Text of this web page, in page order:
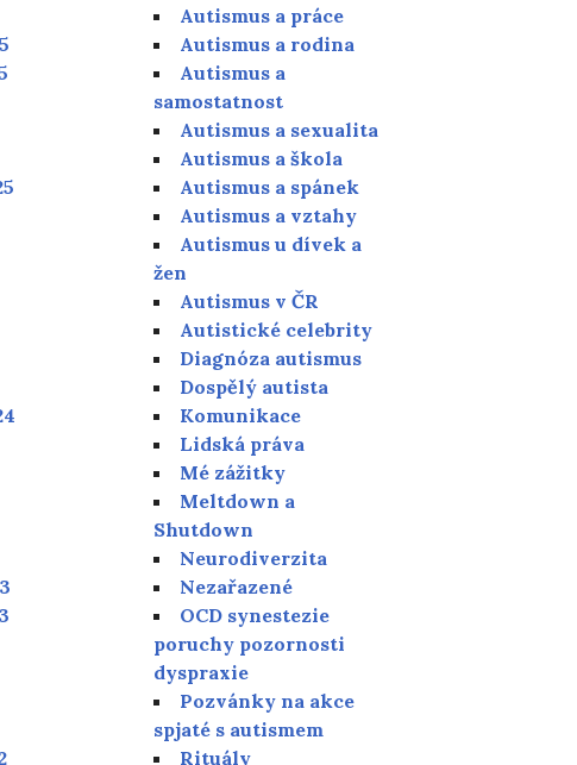
Autismus a práce
Autismus a rodina
Autismus a
samostatnost
Autismus a sexualita
Autismus a škola
Autismus a spánek
Autismus a vztahy
Autismus u dívek a
žen
Autismus v ČR
Autistické celebrity
Diagnóza autismus
Dospělý autista
Komunikace
Lidská práva
Mé zážitky
Meltdown a
Shutdown
Neurodiverzita
Nezařazené
OCD synestezie
poruchy pozornosti
dyspraxie
Pozvánky na akce
spjaté s autismem
Rituály